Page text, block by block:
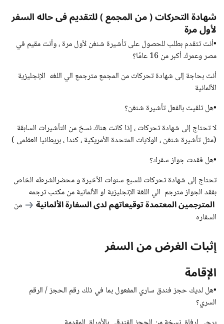
شهادة التحركات ( من المجمع ) للتقديم فى حاله السفر
لأول مرة
•أنت تتقدم بطلب للحصول على تأشيرة شنغن لأول مرة ، وأنت مقيم في
مصر وعمرك أكبر من 16 عامًا؟
أنت بحاجة إلى شهادة تحركات من المجمع مترجمع الي اللغه الإنجليزية
الألمانية
•هل تلقيت بالفعل تأشيرة شنغن؟
لا تحتاج إلى شهادة تحركات ، إذا كانت هناك نسخ من التأشيرات السابقة
(مثل تأشيرة شنغن ، الولايات المتحدة الأمريكية ، كندا ، بريطانيا العظمى )
•هل فقدت جواز سفرك؟
تحتاج إلى شهادة تحركات للسبع سنوات الأخيرة و محضرالشرطه الخاص
بفقد الجواز مترجم الي اللغة الإنجليزية او الألمانية من مكتب ترجمه
المترجمين المعتمدة توقيعاتهم لدى السفارة الألمانية
من
السفاره
إثبات الغرض من السفر
الإقامة
•هل لديك حجز فندق ساري المفعول بما في ذلك رقم الحجز / الرقم
السري؟